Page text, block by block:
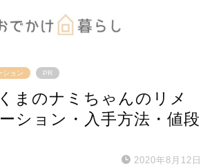
ション PR
まのナミちゃんのリメ
ション・入手方法・値段
2020年8月12日